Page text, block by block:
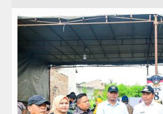
Internasional
TIPS dan TRIK
+ Lainnya
Bappelitbangda
Wali Kota Medan
Sebut LSL
Arsenal